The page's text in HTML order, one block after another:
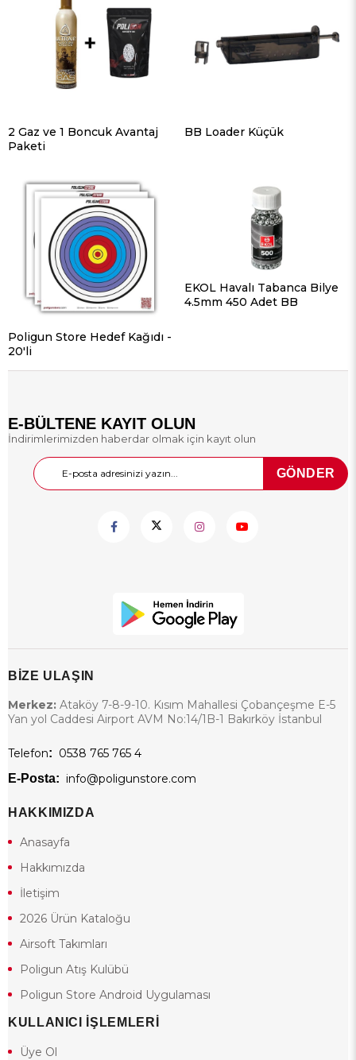
2 Gaz ve 1 Boncuk Avantaj
Paketi
BB Loader Küçük
Poligun Store Hedef Kağıdı -
20'li
EKOL Havalı Tabanca Bilye
4.5mm 450 Adet BB
E-BÜLTENE KAYIT OLUN
İndirimlerimizden haberdar olmak için kayıt olun
GÖNDER
BİZE ULAŞIN
Merkez: Ataköy 7-8-9-10. Kısım Mahallesi Çobançeşme E-5
Yan yol Caddesi Airport AVM No:14/1B-1 Bakırköy İstanbul
Telefon: 0538 765 765 4
E-Posta: info@poligunstore.com
HAKKIMIZDA
Anasayfa
Hakkımızda
İletişim
2026 Ürün Kataloğu
Airsoft Takımları
Poligun Atış Kulübü
Poligun Store Android Uygulaması
KULLANICI İŞLEMLERİ
Üye Ol